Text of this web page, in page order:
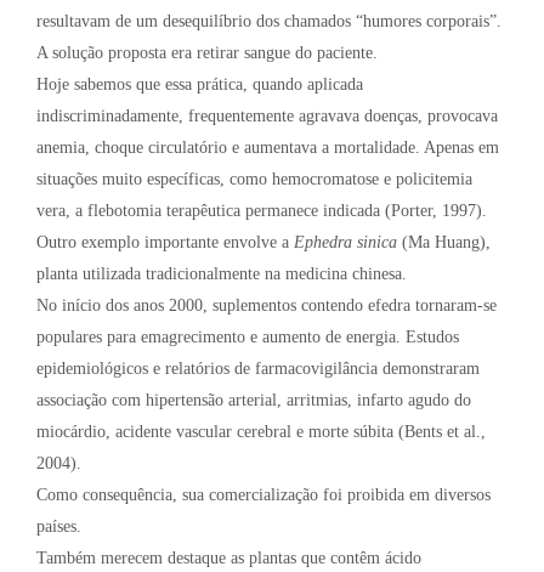
resultavam de um desequilíbrio dos chamados “humores corporais”.
A solução proposta era retirar sangue do paciente.
Hoje sabemos que essa prática, quando aplicada
indiscriminadamente, frequentemente agravava doenças, provocava
anemia, choque circulatório e aumentava a mortalidade. Apenas em
situações muito específicas, como hemocromatose e policitemia
vera, a flebotomia terapêutica permanece indicada (Porter, 1997).
Outro exemplo importante envolve a Ephedra sinica (Ma Huang),
planta utilizada tradicionalmente na medicina chinesa.
No início dos anos 2000, suplementos contendo efedra tornaram-se
populares para emagrecimento e aumento de energia. Estudos
epidemiológicos e relatórios de farmacovigilância demonstraram
associação com hipertensão arterial, arritmias, infarto agudo do
miocárdio, acidente vascular cerebral e morte súbita (Bents et al.,
2004).
Como consequência, sua comercialização foi proibida em diversos
países.
Também merecem destaque as plantas que contêm ácido